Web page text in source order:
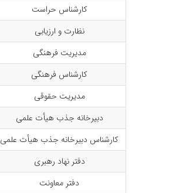
کارشناس حراست
نظارت و ارزیابی
مدیریت فرهنگی
کارشناس فرهنگی
مدیریت حقوقی
دبیرخانه جذب هیأت علمی
کارشناس دبیرخانه جذب هیأت علمی
دفتر نهاد رهبری
دفتر معاونت